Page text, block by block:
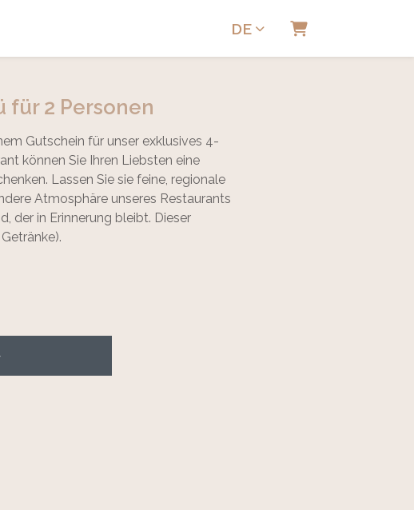
DE
Warenkorb
für 2 Personen
Gutschein für unser exklusives 4-
können Sie Ihren Liebsten eine
Lassen Sie sie feine, regionale
Atmosphäre unseres Restaurants
der in Erinnerung bleibt. Dieser